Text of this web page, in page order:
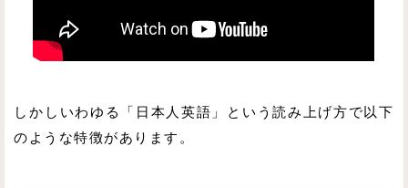
しかしいわゆる「日本人英語」という読み上げ方で以下
のような特徴があります。